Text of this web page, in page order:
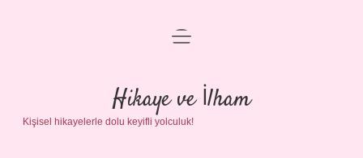
Anasayfa
Gizlilik Politikası
Yasal Uyarı
menüyü
Hikaye ve İlham
Kişisel hikayelerle dolu keyifli yolculuk!